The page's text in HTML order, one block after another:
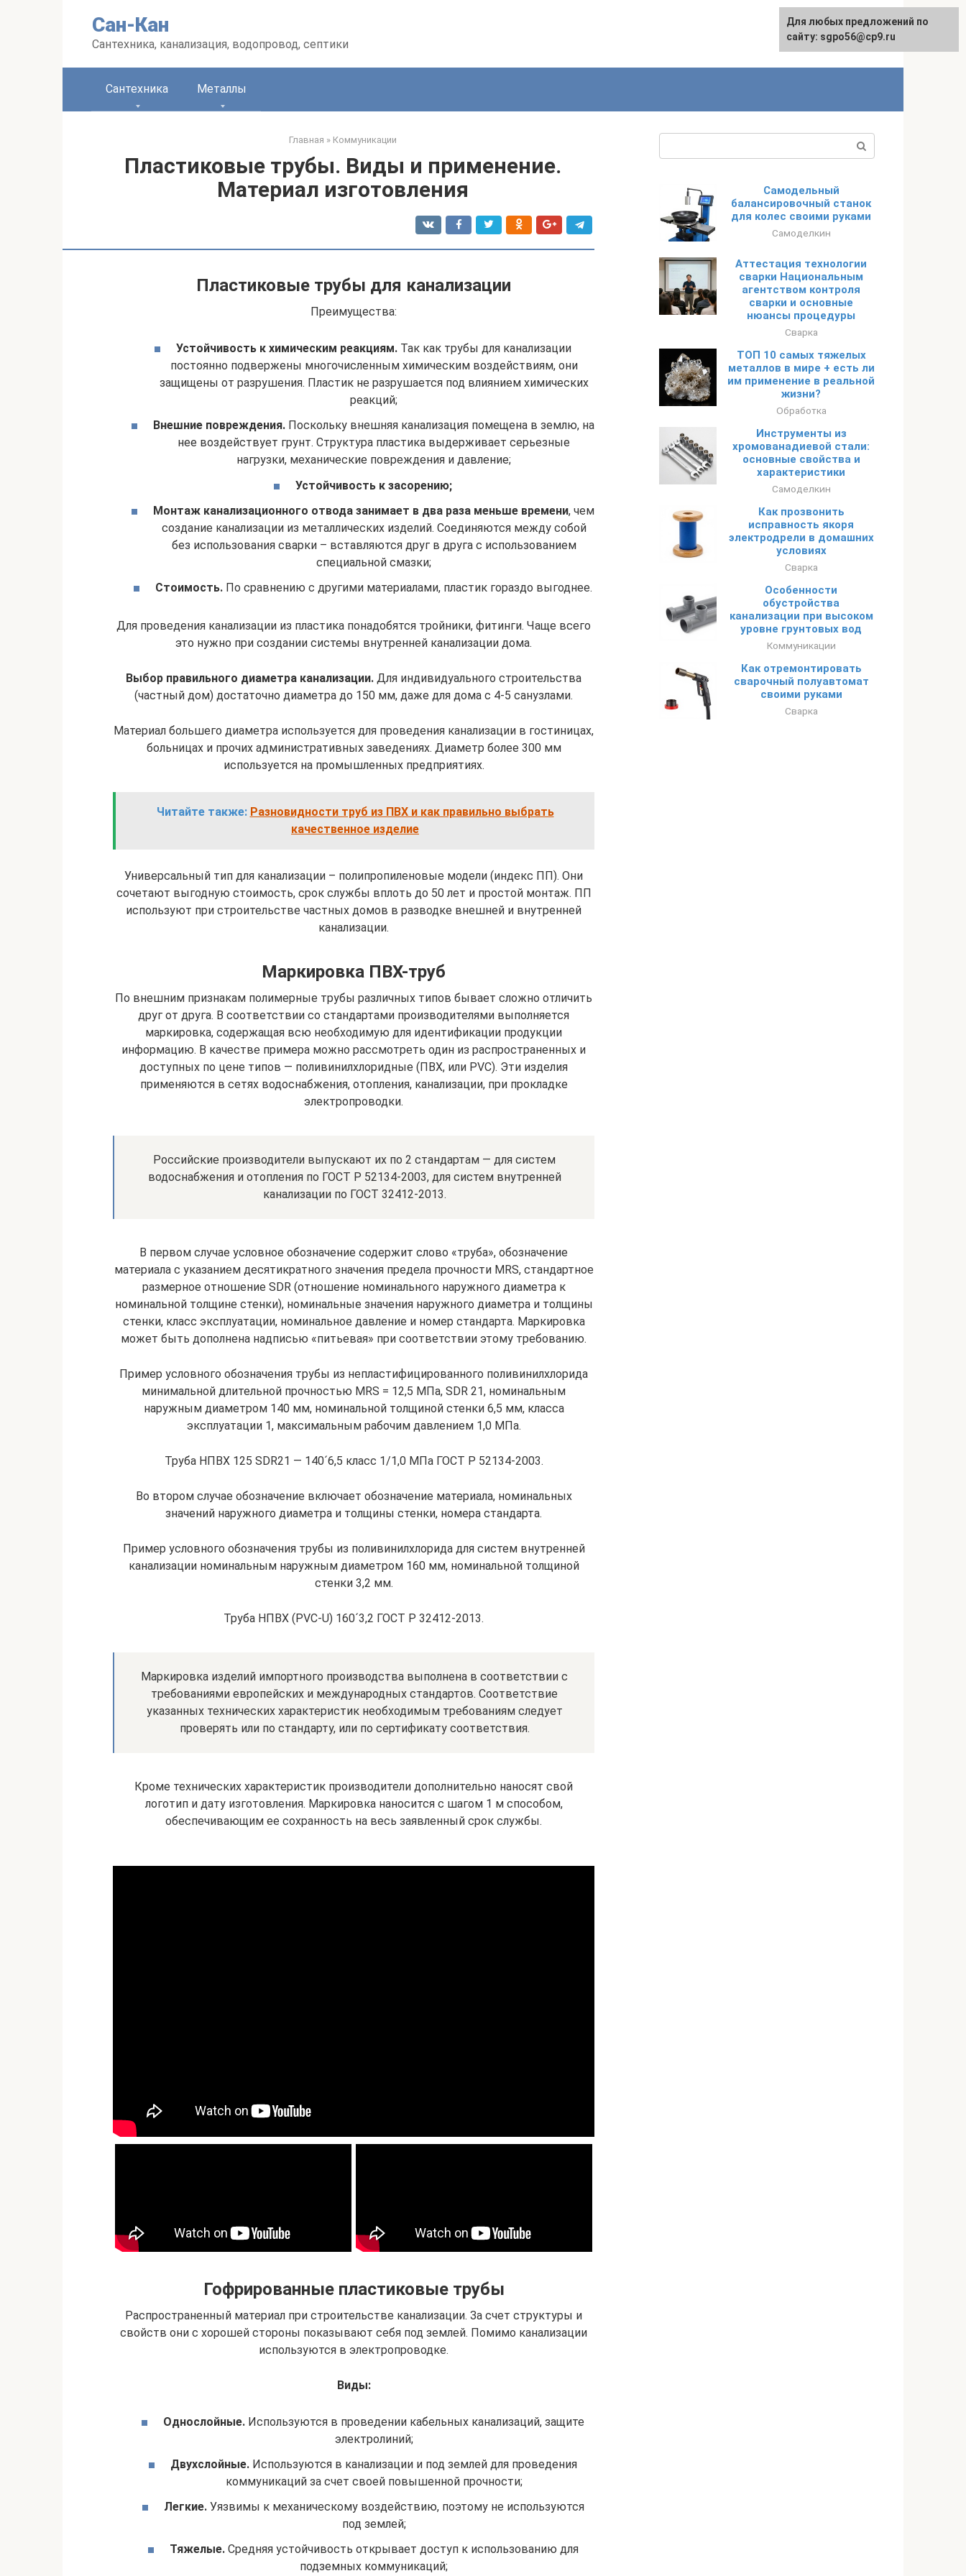
Сан-Кан
Сантехника, канализация, водопровод, септики
English
Сантехника Металлы
Главная » Коммуникации
Пластиковые трубы. Виды и применение.
Материал изготовления
Пластиковые трубы для канализации
Преимущества:
Устойчивость к химическим реакциям. Так как трубы для канализации
постоянно подвержены многочисленным химическим воздействиям, они
защищены от разрушения. Пластик не разрушается под влиянием химических
реакций;
Внешние повреждения. Поскольку внешняя канализация помещена в землю, на
нее воздействует грунт. Структура пластика выдерживает серьезные
нагрузки, механические повреждения и давление;
Устойчивость к засорению;
Монтаж канализационного отвода занимает в два раза меньше времени, чем
создание канализации из металлических изделий. Соединяются между собой
без использования сварки – вставляются друг в друга с использованием
специальной смазки;
Стоимость. По сравнению с другими материалами, пластик гораздо выгоднее.
Для проведения канализации из пластика понадобятся тройники, фитинги. Чаще всего
это нужно при создании системы внутренней канализации дома.
Выбор правильного диаметра канализации. Для индивидуального строительства
(частный дом) достаточно диаметра до 150 мм, даже для дома с 4-5 санузлами.
Материал большего диаметра используется для проведения канализации в гостиницах,
больницах и прочих административных заведениях. Диаметр более 300 мм
используется на промышленных предприятиях.
Читайте также: Разновидности труб из ПВХ и как правильно выбрать
качественное изделие
Универсальный тип для канализации – полипропиленовые модели (индекс ПП). Они
сочетают выгодную стоимость, срок службы вплоть до 50 лет и простой монтаж. ПП
используют при строительстве частных домов в разводке внешней и внутренней
канализации.
Маркировка ПВХ-труб
По внешним признакам полимерные трубы различных типов бывает сложно отличить
друг от друга. В соответствии со стандартами производителями выполняется
маркировка, содержащая всю необходимую для идентификации продукции
информацию. В качестве примера можно рассмотреть один из распространенных и
доступных по цене типов — поливинилхлоридные (ПВХ, или PVC). Эти изделия
применяются в сетях водоснабжения, отопления, канализации, при прокладке
электропроводки.
Российские производители выпускают их по 2 стандартам — для систем
водоснабжения и отопления по ГОСТ Р 52134-2003, для систем внутренней
канализации по ГОСТ 32412-2013.
В первом случае условное обозначение содержит слово «труба», обозначение
материала с указанием десятикратного значения предела прочности MRS, стандартное
размерное отношение SDR (отношение номинального наружного диаметра к
номинальной толщине стенки), номинальные значения наружного диаметра и толщины
стенки, класс эксплуатации, номинальное давление и номер стандарта. Маркировка
может быть дополнена надписью «питьевая» при соответствии этому требованию.
Пример условного обозначения трубы из непластифицированного поливинилхлорида
минимальной длительной прочностью MRS = 12,5 МПа, SDR 21, номинальным
наружным диаметром 140 мм, номинальной толщиной стенки 6,5 мм, класса
эксплуатации 1, максимальным рабочим давлением 1,0 МПа.
Труба НПВХ 125 SDR21 — 140´6,5 класс 1/1,0 МПа ГОСТ Р 52134-2003.
Во втором случае обозначение включает обозначение материала, номинальных
значений наружного диаметра и толщины стенки, номера стандарта.
Пример условного обозначения трубы из поливинилхлорида для систем внутренней
канализации номинальным наружным диаметром 160 мм, номинальной толщиной
стенки 3,2 мм.
Труба НПВХ (PVC-U) 160´3,2 ГОСТ Р 32412-2013.
Маркировка изделий импортного производства выполнена в соответствии с
требованиями европейских и международных стандартов. Соответствие
указанных технических характеристик необходимым требованиям следует
проверять или по стандарту, или по сертификату соответствия.
Кроме технических характеристик производители дополнительно наносят свой
логотип и дату изготовления. Маркировка наносится с шагом 1 м способом,
обеспечивающим ее сохранность на весь заявленный срок службы.
Гофрированные пластиковые трубы
Распространенный материал при строительстве канализации. За счет структуры и
свойств они с хорошей стороны показывают себя под землей. Помимо канализации
используются в электропроводке.
Виды:
Однослойные. Используются в проведении кабельных канализаций, защите
электролиний;
Двухслойные. Используются в канализации и под землей для проведения
коммуникаций за счет своей повышенной прочности;
Легкие.Уязвимы к механическому воздействию, поэтому не используются
под землей;
Тяжелые.Средняя устойчивость открывает доступ к использованию для
подземных коммуникаций;
Самодельный
балансировочный станок
для колес своими руками
Самоделкин
Аттестация технологии
сварки Национальным
агентством контроля
сварки и основные
нюансы процедуры
Сварка
ТОП 10 самых тяжелых
металлов в мире + есть ли
им применение в реальной
жизни?
Обработка
Инструменты из
хромованадиевой стали:
основные свойства и
характеристики
Самоделкин
Как прозвонить
исправность якоря
электродрели в домашних
условиях
Сварка
Особенности
обустройства
канализации при высоком
уровне грунтовых вод
Коммуникации
Как отремонтировать
сварочный полуавтомат
своими руками
Сварка
Для любых предложений по
сайту: sgpo56@cp9.ru